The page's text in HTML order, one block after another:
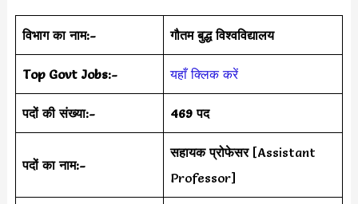
विभाग का नाम:- गौतम बुद्ध विश्वविद्यालय
Top Govt Jobs:- यहाँ क्लिक करें
पदों की संख्या:- 469 पद
पदों का नाम:-
सहायक प्रोफेसर[Assistant
Professor]